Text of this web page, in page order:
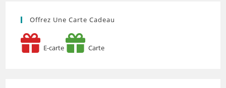
Offrez Une Carte Cadeau
E-carte Carte